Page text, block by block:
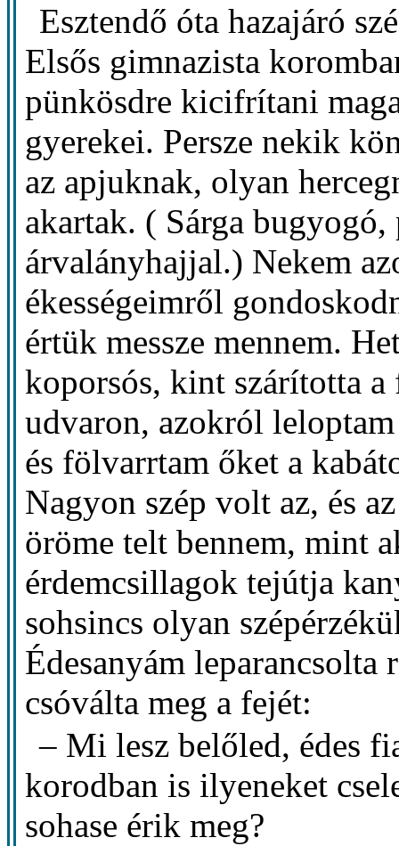
Esztendő óta hazajáró
Elsős gimnazista
pünkösdre kicifrítani
gyerekei. Persze nekik
az apjuknak, olyan
akartak. ( Sárga
árvalányhajjal.) Nekem
ékességeimről
értük messze mennem.
koporsós, kint szárította
udvaron, azokról
és fölvarrtam őket a
Nagyon szép volt az, és
öröme telt bennem, mint
érdemcsillagok tejútja
sohsincs olyan
Édesanyám leparancsolta
csóválta meg a fejét:
– Mi lesz belőled, édes
korodban is ilyeneket
sohase érik meg?